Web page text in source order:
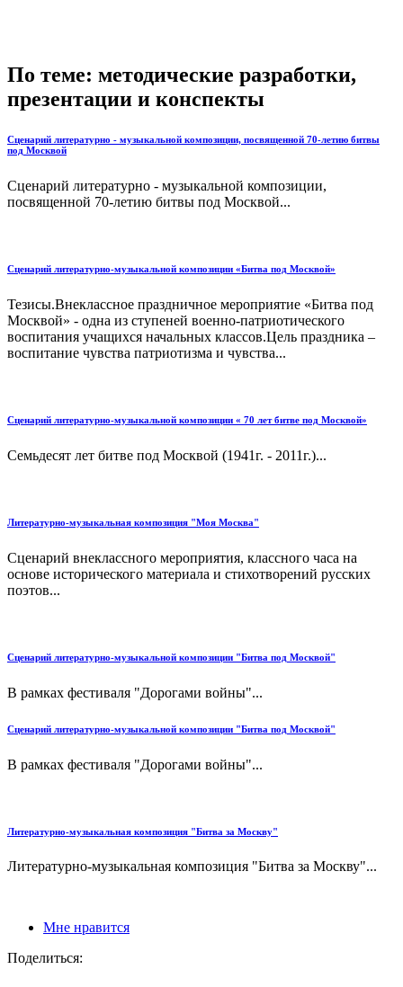
По теме: методические разработки,
презентации и конспекты
Сценарий литературно - музыкальной композиции, посвященной 70-летию битвы
под Москвой
Сценарий литературно - музыкальной композиции,
посвященной 70-летию битвы под Москвой...
Сценарий литературно-музыкальной композиции «Битва под Москвой»
Тезисы.Внеклассное праздничное мероприятие «Битва под
Москвой» - одна из ступеней военно-патриотического
воспитания учащихся начальных классов.Цель праздника –
воспитание чувства патриотизма и чувства...
Сценарий литературно-музыкальной композиции « 70 лет битве под Москвой»
Семьдесят лет битве под Москвой (1941г. - 2011г.)...
Литературно-музыкальная композиция "Моя Москва"
Сценарий внеклассного мероприятия, классного часа на
основе исторического материала и стихотворений русских
поэтов...
Сценарий литературно-музыкальной композиции "Битва под Москвой"
В рамках фестиваля "Дорогами войны"...
Сценарий литературно-музыкальной композиции "Битва под Москвой"
В рамках фестиваля "Дорогами войны"...
Литературно-музыкальная композиция "Битва за Москву"
Литературно-музыкальная композиция "Битва за Москву"...
Мне нравится
Поделиться: